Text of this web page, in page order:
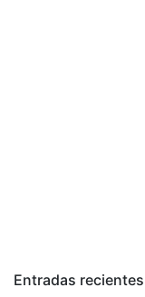
Entradas recientes